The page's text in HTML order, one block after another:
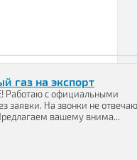
газ на экспорт
с официальными
заявки. На звонки не
вашему внима...